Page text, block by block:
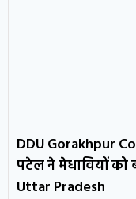
DDU Gorakhpur
पटेल ने मेधावियों को
Uttar Pradesh